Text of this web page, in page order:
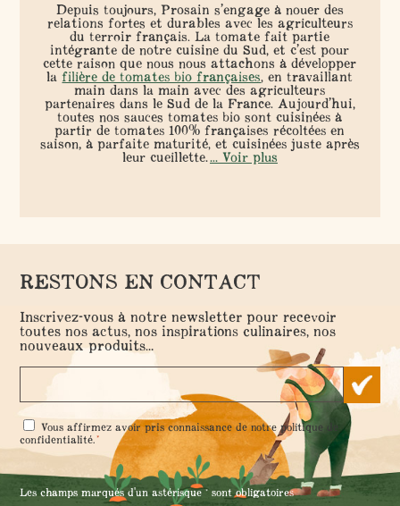
Depuis toujours, Prosain s’engage à nouer des
relations fortes et durables avec les agriculteurs
du terroir français. La tomate fait partie
intégrante de notre cuisine du Sud, et c’est pour
cette raison que nous nous attachons à développer
lafilière de tomates bio françaises, en travaillant
main dans la main avec des agriculteurs
partenaires dans le Sud de la France. Aujourd’hui,
toutes nos sauces tomates bio sont cuisinées à
partir de tomates 100% françaises récoltées en
saison, à parfaite maturité, et cuisinées juste après
leur cueillette.... Voir plus
RESTONS EN CONTACT
Inscrivez-vous à notre newsletter pour recevoir
toutes nos actus, nos inspirations culinaires, nos
nouveaux produits...
RGPD
*
Vous affirmez avoir pris connaissance de notrepolitique de
confidentialité.*
Les champs marqués d'un astérisque * sont obligatoires